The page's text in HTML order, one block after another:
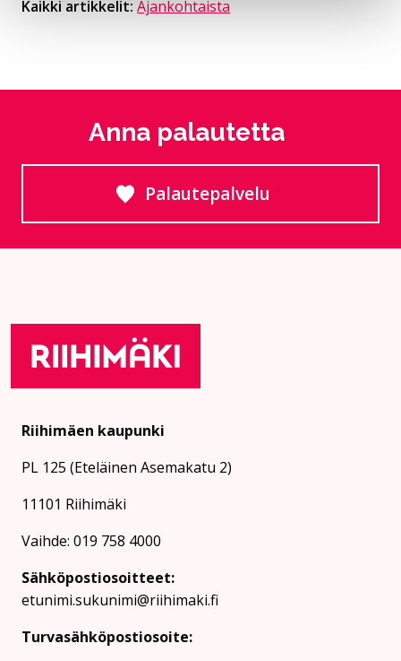
Kaikki artikkelit: Ajankohtaista
Anna palautetta
Palautepalvelu
Siirtyy ulkoiselle
Riihimäen kaupunki
PL 125 (Eteläinen Asemakatu 2)
11101 Riihimäki
Vaihde: 019 758 4000
Sähköpostiosoitteet:
etunimi.sukunimi@riihimaki.fi
Turvasähköpostiosoite: